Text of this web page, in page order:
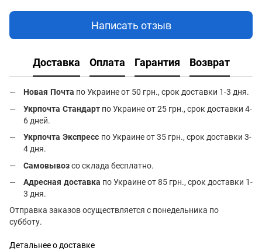
Написать отзыв
Доставка Оплата Гарантия Возврат
Новая Почта по Украине от 50 грн., срок доставки 1-3 дня.
Укрпочта Стандарт по Украине от 25 грн., срок доставки 4-
6 дней.
Укрпочта Экспресс по Украине от 35 грн., срок доставки 3-
4 дня.
Самовывозсо склада бесплатно.
Адресная доставка по Украине от 85 грн., срок доставки 1-
3 дня.
Отправка заказов осуществляется с понедельника по
субботу.
Детальнее о доставке